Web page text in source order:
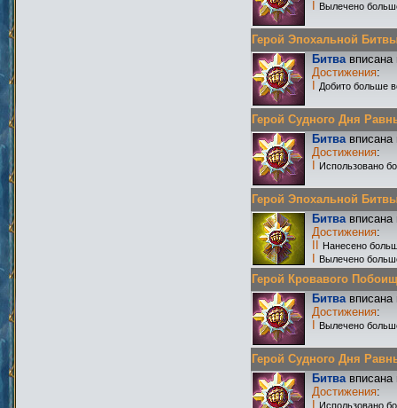
Вылечено
Герой Эпохальной
Битвавписана
Достижения:
Добито больше
Герой Судного Дня
Битвавписана
Достижения:
Использовано
Герой Эпохальной
Битвавписана
Достижения:
Нанесено
Вылечено
Герой Кровавого
Битвавписана
Достижения:
Вылечено
Герой Судного Дня
Битвавписана
Достижения:
Использовано